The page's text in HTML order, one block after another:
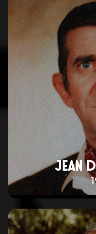
JEAN